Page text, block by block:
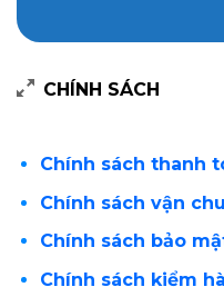
CHÍNH SÁCH
Chính sách thanh
Chính sách vận
Chính sách bảo
Chính sách kiểm